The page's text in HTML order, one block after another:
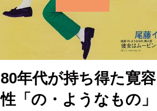
80年代が持ち得た寛容
性「の・ようなもの」